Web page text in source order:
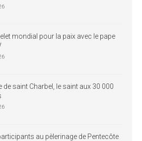
mondial pour la paix avec le pape
de saint Charbel, le saint aux 30 000
au pèlerinage de Pentecôte